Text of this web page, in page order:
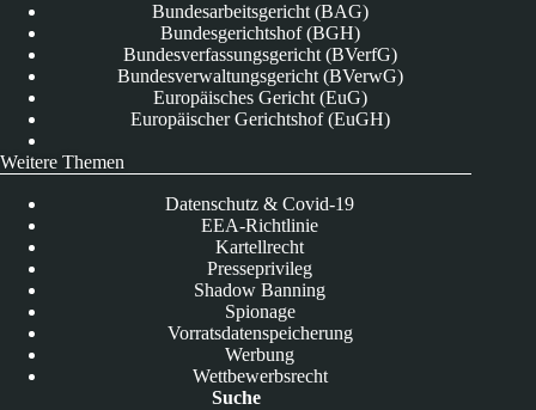
Bundesarbeitsgericht (BAG)
Bundesgerichtshof (BGH)
Bundesverfassungsgericht (BVerfG)
Bundesverwaltungsgericht (BVerwG)
Europäisches Gericht (EuG)
Europäischer Gerichtshof (EuGH)
Weitere Themen
Datenschutz & Covid-19
EEA-Richtlinie
Kartellrecht
Presseprivileg
Shadow Banning
Spionage
Vorratsdatenspeicherung
Werbung
Wettbewerbsrecht
Suche